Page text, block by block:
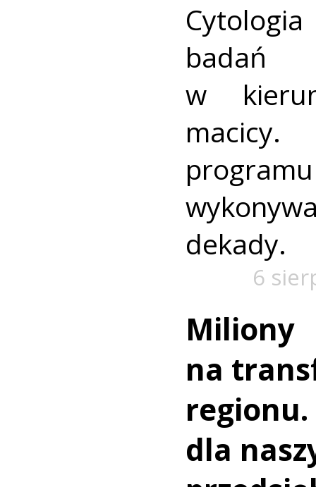
badań
w
dekady.
6
Miliony
na
regionu.
dla